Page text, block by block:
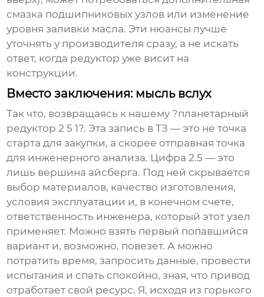
смазка подшипниковых узлов или изменение
уровня заливки масла. Эти нюансы лучше
уточнять у производителя сразу, а не искать
ответ, когда редуктор уже висит на
конструкции.
Вместо заключения: мысль вслух
Так что, возвращаясь к нашему ?планетарный
редуктор 2 5 1?. Эта запись в ТЗ — это не точка
старта для закупки, а скорее отправная точка
для инженерного анализа. Цифра 2.5 — это
лишь вершина айсберга. Под ней скрывается
выбор материалов, качество изготовления,
условия эксплуатации и, в конечном счете,
ответственность инженера, который этот узел
применяет. Можно взять первый попавшийся
вариант и, возможно, повезет. А можно
потратить время, запросить данные, провести
испытания и спать спокойно, зная, что привод
отработает свой ресурс. Я, исходя из горького